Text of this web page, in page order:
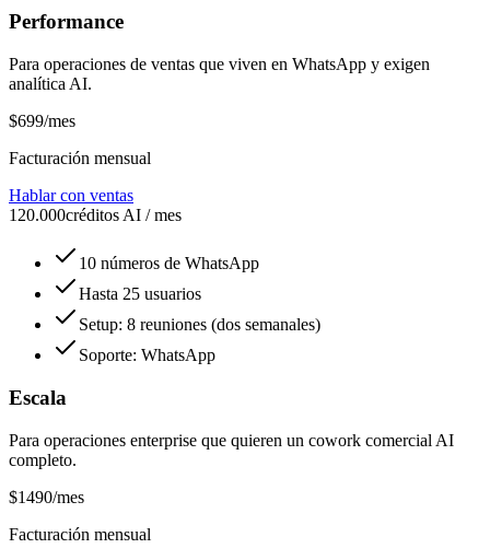
Performance
Para operaciones de ventas que viven en WhatsApp y exigen
analítica AI.
$699/mes
Facturación mensual
Hablar con ventas
120.000créditos AI / mes
10 números de WhatsApp
Hasta 25 usuarios
Setup: 8 reuniones (dos semanales)
Soporte: WhatsApp
Escala
Para operaciones enterprise que quieren un cowork comercial AI
completo.
$1490/mes
Facturación mensual